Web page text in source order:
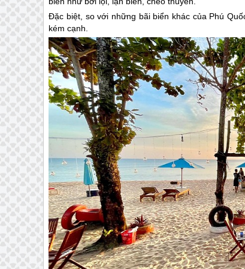
Đặc biệt, so với những bãi biển khác của Phú
kém cạnh.